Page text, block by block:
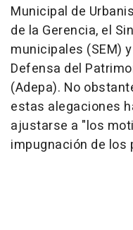
Municipal de
de la Gerencia, el
municipales (SEM)
Defensa del
(Adepa). No
estas alegaciones
ajustarse a "los
impugnación de los